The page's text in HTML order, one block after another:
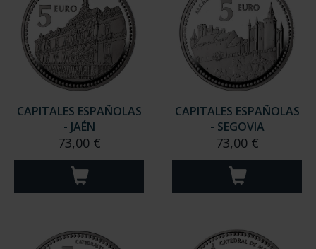
CAPITALES ESPAÑOLAS
- JAÉN
73,00 €
CAPITALES ESPAÑOLAS
- SEGOVIA
73,00 €